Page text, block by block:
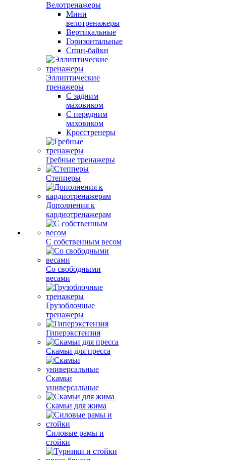
Велотренажеры
Мини
велотренажеры
Вертикальные
Горизонтальные
Спин-байки
Эллиптические
тренажеры
С задним
маховиком
С передним
маховиком
Кросстренеры
Гребные тренажеры
Степперы
Дополнения к
кардиотренажерам
С собственным весом
Со свободными
весами
Грузоблочные
тренажеры
Гиперэкстензия
Скамьи для пресса
Скамьи
универсальные
Скамьи для жима
Силовые рамы и
стойки